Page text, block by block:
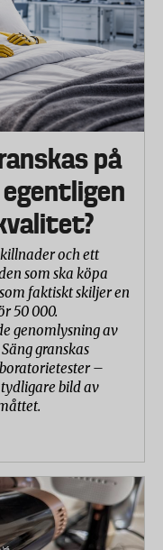
på
och ett
som ska köpa
faktiskt skiljer en
50 000.
genomlysning av
granskas
–
bild av